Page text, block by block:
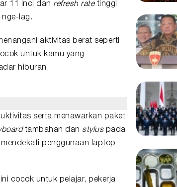
11 inci dan refresh ratetinggi
lag.
aktivitas berat seperti
untuk kamu yang
hiburan.
serta menawarkan paket
tambahan dan styluspada
penggunaan laptop
cocok untuk pelajar, pekerja